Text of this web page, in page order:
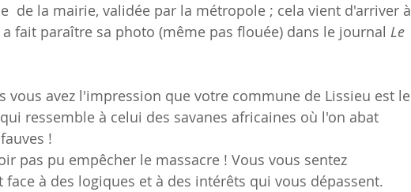
de la mairie, validée par la métropole ; cela vient d'arriver à
fait paraître sa photo (même pas flouée) dans le journal Le
vous avez l'impression que votre commune de Lissieu est le
ressemble à celui des savanes africaines où l'on abat
!
pas pu empêcher le massacre ! Vous vous sentez
à des logiques et à des intérêts qui vous dépassent.